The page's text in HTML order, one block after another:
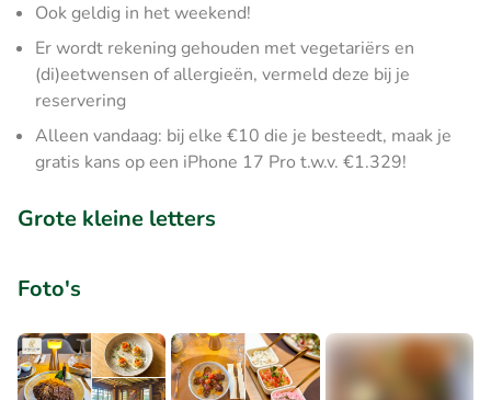
Ook geldig in het weekend!
Er wordt rekening gehouden met vegetariërs en
(di)eetwensen of allergieën, vermeld deze bij je
reservering
Alleen vandaag: bij elke €10 die je besteedt, maak je
gratis kans op een iPhone 17 Pro t.w.v. €1.329!
Grote kleine letters
Foto's